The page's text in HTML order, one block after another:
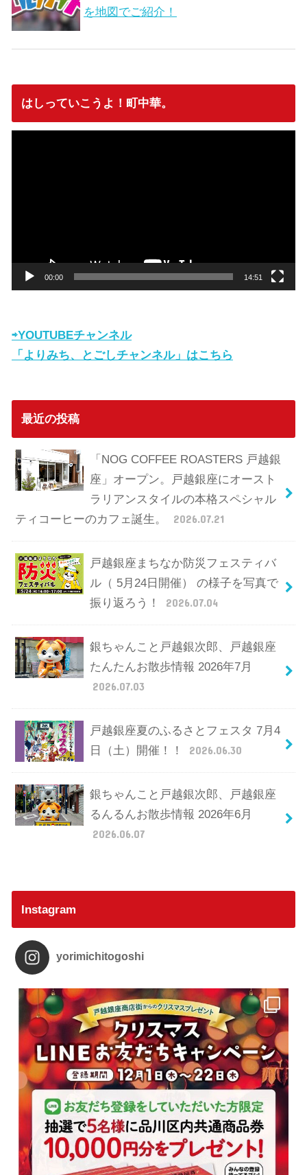
を地図でご紹介！
はしっていこうよ！町中華。
00:00 14:51
⇨YOUTUBEチャンネル
「よりみち、とごしチャンネル」はこちら
最近の投稿
「NOG COFFEE ROASTERS 戸越銀
座」オープン。戸越銀座にオースト
ラリアンスタイルの本格スペシャル
ティコーヒーのカフェ誕生。
2026.07.21
戸越銀座まちなか防災フェスティバ
ル（ 5月24日開催） の様子を写真で
振り返ろう！
2026.07.04
銀ちゃんこと戸越銀次郎、戸越銀座
たんたんお散歩情報 2026年7月
2026.07.03
戸越銀座夏のふるさとフェスタ 7月4
日（土）開催！！
2026.06.30
銀ちゃんこと戸越銀次郎、戸越銀座
るんるんお散歩情報 2026年6月
2026.06.07
Instagram
yorimichitogoshi